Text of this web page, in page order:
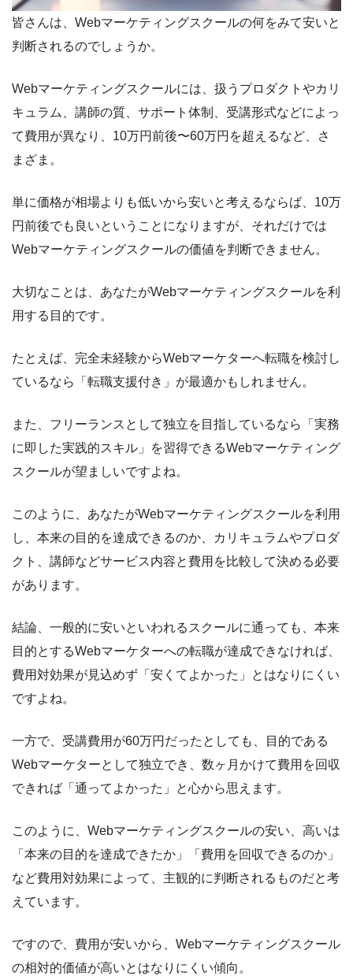
皆さんは、Webマーケティングスクールの何をみて安いと
判断されるのでしょうか。
Webマーケティングスクールには、扱うプロダクトやカリ
キュラム、講師の質、サポート体制、受講形式などによっ
て費用が異なり、10万円前後〜60万円を超えるなど、さ
まざま。
単に価格が相場よりも低いから安いと考えるならば、10万
円前後でも良いということになりますが、それだけでは
Webマーケティングスクールの価値を判断できません。
大切なことは、あなたがWebマーケティングスクールを利
用する目的です。
たとえば、完全未経験からWebマーケターへ転職を検討し
ているなら「転職支援付き」が最適かもしれません。
また、フリーランスとして独立を目指しているなら「実務
に即した実践的スキル」を習得できるWebマーケティング
スクールが望ましいですよね。
このように、あなたがWebマーケティングスクールを利用
し、本来の目的を達成できるのか、カリキュラムやプロダ
クト、講師などサービス内容と費用を比較して決める必要
があります。
結論、一般的に安いといわれるスクールに通っても、本来
目的とするWebマーケターへの転職が達成できなければ、
費用対効果が見込めず「安くてよかった」とはなりにくい
ですよね。
一方で、受講費用が60万円だったとしても、目的である
Webマーケターとして独立でき、数ヶ月かけて費用を回収
できれば「通ってよかった」と心から思えます。
このように、Webマーケティングスクールの安い、高いは
「本来の目的を達成できたか」「費用を回収できるのか」
など費用対効果によって、主観的に判断されるものだと考
えています。
ですので、費用が安いから、Webマーケティングスクール
の相対的価値が高いとはなりにくい傾向。